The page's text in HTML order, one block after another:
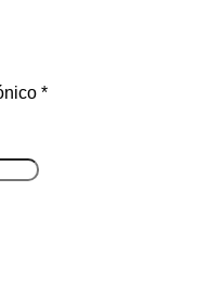
*Obligatorio